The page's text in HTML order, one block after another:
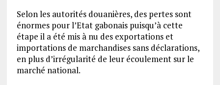
Selon les autorités douanières, des pertes sont
énormes pour l’Etat gabonais puisqu’à cette
étape il a été mis à nu des exportations et
importations de marchandises sans déclarations,
en plus d’irrégularité de leur écoulement sur le
marché national.